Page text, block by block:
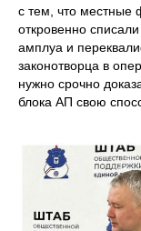
с тем, что
откровенно
амплуа и
законотворца в
нужно срочно
блока АП свою